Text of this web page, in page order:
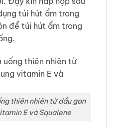
túi hút ẩm trong
để túi hút ẩm trong
thiên nhiên từ dầu gan
E và Squalene